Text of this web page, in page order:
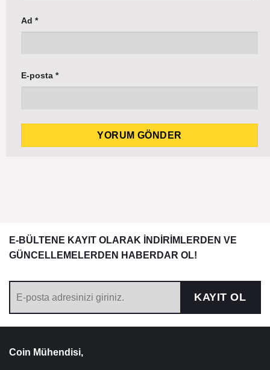
Ad *
E-posta *
E-BÜLTENE KAYIT OLARAK İNDİRİMLERDEN VE
GÜNCELLEMELERDEN HABERDAR OL!
KAYIT OL
Coin Mühendisi,